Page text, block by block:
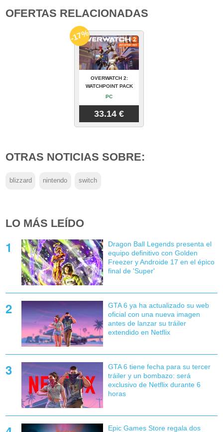
OFERTAS RELACIONADAS
OVERWATCH 2:
WATCHPOINT PACK
PC
33.14 €
-17%
OTRAS NOTICIAS SOBRE:
blizzard nintendo switch
LO MÁS LEÍDO
Dragon Ball Legends presenta el
equipo definitivo con Golden
Freezer y Androide 17 en el épico
final de 'Super'
GTA 6 ya ha actualizado su web
oficial con una nueva imagen
antes de lanzar su tráiler
extendido en Netflix
GTA 6 tiene fecha para su tercer
tráiler y un bombazo: será
exclusivo de Netflix durante 6
horas
Epic Games Store regala dos